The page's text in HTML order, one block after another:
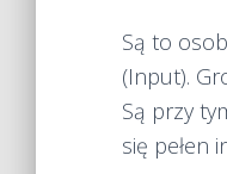
Są to
(Input).
Są przy
się pełen